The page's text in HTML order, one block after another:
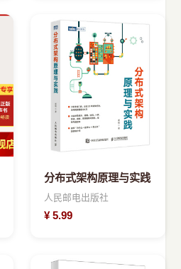
分布式架构原理与实践
人民邮电出版社
¥ 5.99